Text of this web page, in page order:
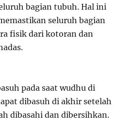
bagian tubuh. Hal ini
seluruh bagian
fisik dari kotoran dan
pada saat wudhu di
dibasuh di akhir setelah
dibasahi dan dibersihkan.